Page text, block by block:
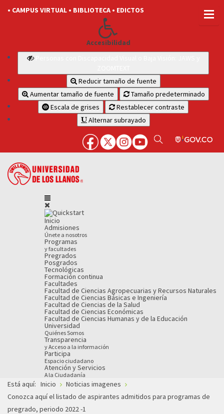
• CAMPUS VIRTUAL • BIBLIOTECA • EDICTOS
Accesibilidad
Reducir tamaño de fuente
Aumentar tamaño de fuente
Tamaño predeterminado
Escala de grises
Restablecer contraste
Alternar subrayado
Inicio
Admisiones
Únete a nosotros
Programas
y facultades
Pregrados
Posgrados
Tecnológicas
Formación continua
Facultades
Facultad de Ciencias Agropecuarias y Recursos Naturales
Facultad de Ciencias Básicas e Ingeniería
Facultad de Ciencias de la Salud
Facultad de Ciencias Económicas
Facultad de Ciencias Humanas y de la Educación
Universidad
Quiénes Somos
Transparencia
y Acceso a la información
Participa
Espacio ciudadano
Atención y Servicios
A la Ciudadanía
Está aquí: Inicio
Noticias imagenes
Conozca aquí el listado de aspirantes admitidos para programas de
pregrado, periodo 2022 -1